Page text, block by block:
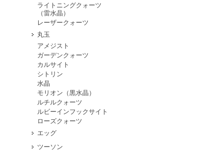
ライトニングクォーツ
（雷水晶）
レーザークォーツ
丸玉
アメジスト
ガーデンクォーツ
カルサイト
シトリン
水晶
モリオン（黒水晶）
ルチルクォーツ
ルビーインフックサイト
ローズクォーツ
エッグ
ツーソン